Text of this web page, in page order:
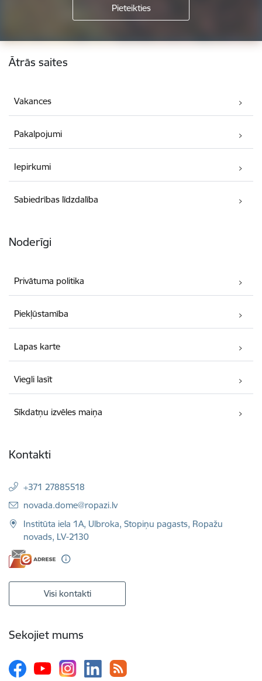
Kājene
Ātrās saites
Vakances
Pakalpojumi
Iepirkumi
Sabiedrības līdzdalība
Noderīgi
Privātuma politika
Piekļūstamība
Lapas karte
Viegli lasīt
Sīkdatņu izvēles maiņa
Kontakti
+371 27885518
E-pasts:
novada.dome@ropazi.lv
Institūta iela 1A, Ulbroka, Stopiņu pagasts, Ropažu
novads, LV-2130
Visi kontakti
Sekojiet mums